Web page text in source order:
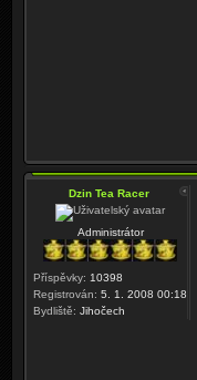
Dzin Tea Racer
Administrátor
Příspěvky: 10398
Registrován: 5. 1. 2008 00:18
Bydliště: Jihočech